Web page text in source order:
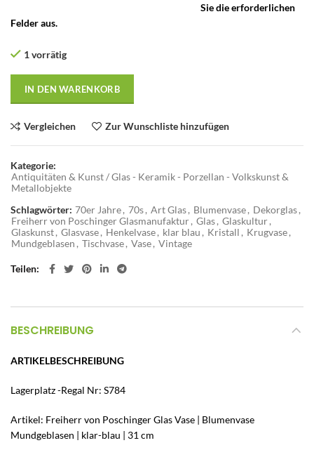
Sie die erforderlichen
Felder aus.
1 vorrätig
IN DEN WARENKORB
Vergleichen Zur Wunschliste hinzufügen
Kategorie:
Antiquitäten & Kunst / Glas - Keramik - Porzellan - Volkskunst &
Metallobjekte
Schlagwörter: 70er Jahre, 70s, Art Glas, Blumenvase, Dekorglas,
Freiherr von Poschinger Glasmanufaktur, Glas, Glaskultur,
Glaskunst, Glasvase, Henkelvase, klar blau , Kristall , Krugvase,
Mundgeblasen , Tischvase, Vase, Vintage
Teilen
BESCHREIBUNG
ARTIKELBESCHREIBUNG
Lagerplatz -Regal Nr: S784
Artikel: Freiherr von Poschinger Glas Vase | Blumenvase
Mundgeblasen | klar-blau | 31 cm